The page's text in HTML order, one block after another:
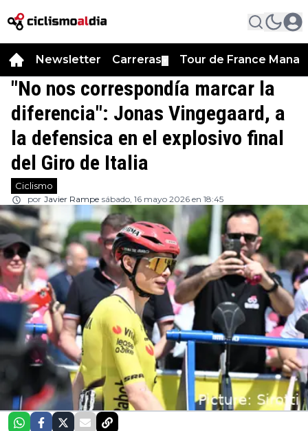
Newsletter Carreras Tour de France
"No nos correspondía marcar la
diferencia": Jonas Vingegaard, a
la defensica en el explosivo final
del Giro de Italia
Ciclismo
por Javier Rampe sábado, 16 mayo 2026 en 18:45